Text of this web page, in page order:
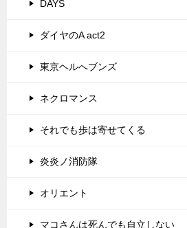
DAYS
ダイヤのA act2
東京ヘルへブンズ
ネクロマンス
それでも歩は寄せてくる
炎炎ノ消防隊
オリエント
マコさんは死んでも自立しない